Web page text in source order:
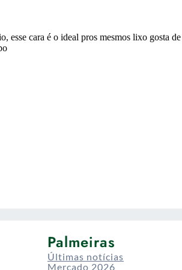
Palmeiras
Últimas notícias
Mercado 2026